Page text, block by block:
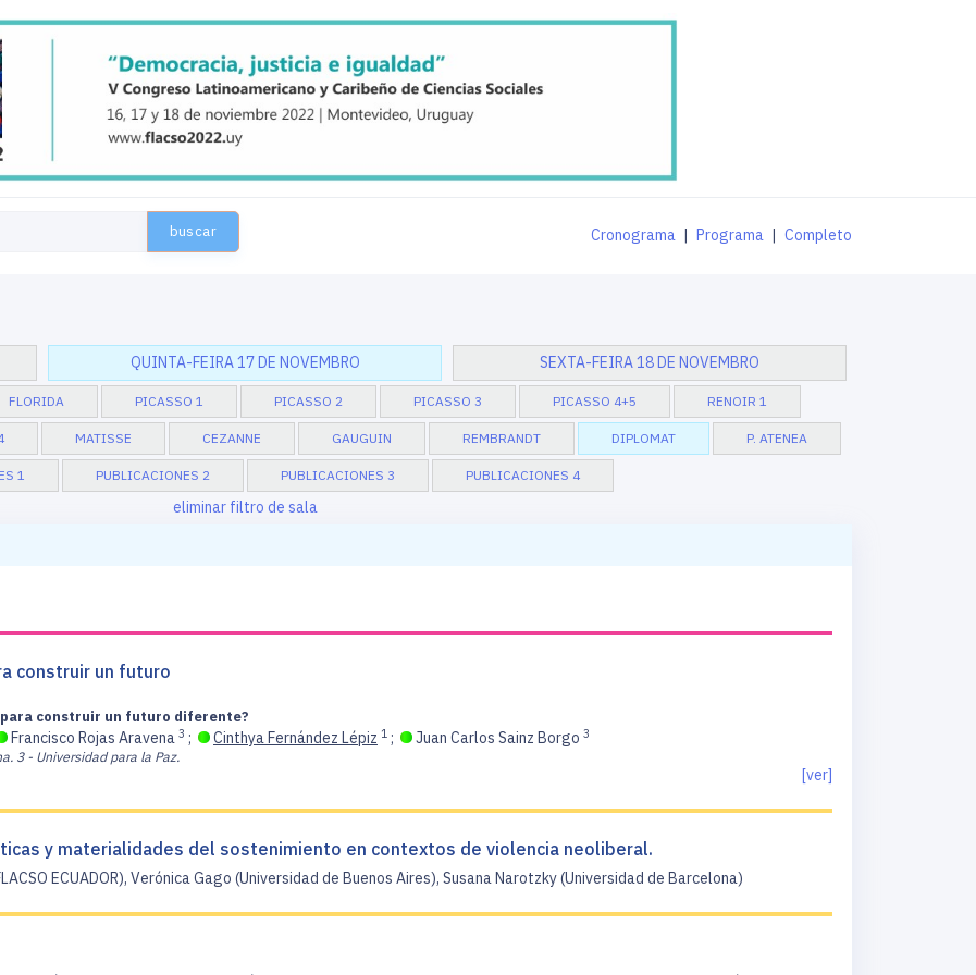
buscar Cronograma | Programa | Completo
QUINTA-FEIRA 17 DE NOVEMBRO SEXTA-FEIRA 18 DE NOVEMBRO
FLORIDA PICASSO 1 PICASSO 2 PICASSO 3 PICASSO 4+5 RENOIR 1
MATISSE CEZANNE GAUGUIN REMBRANDT DIPLOMAT P. ATENEA
1 PUBLICACIONES 2 PUBLICACIONES 3 PUBLICACIONES 4
eliminar filtro de sala
construir un futuro
construir un futuro diferente?
Francisco Rojas Aravena 3 ; Cinthya Fernández Lépiz 1 ; Juan Carlos Sainz Borgo 3
3 - Universidad para la Paz.
[ver]
y materialidades del sostenimiento en contextos de violencia neoliberal.
ECUADOR), Verónica Gago (Universidad de Buenos Aires), Susana Narotzky (Universidad de Barcelona)